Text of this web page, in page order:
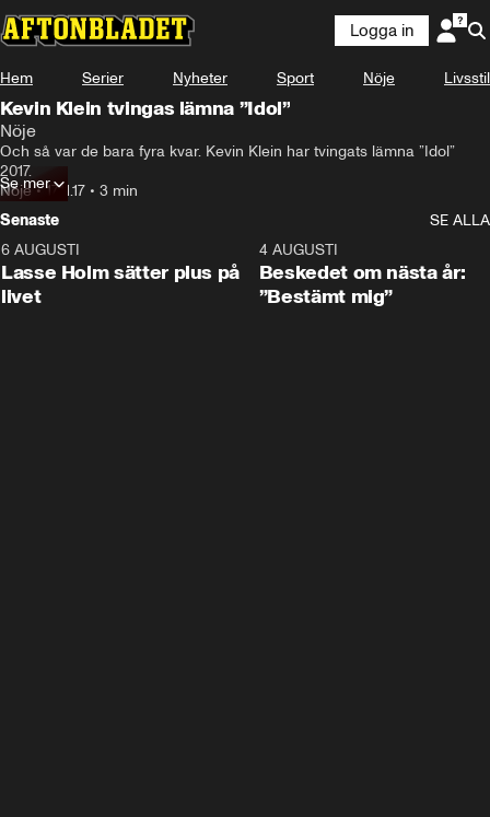
Logga in
Hem Serier Nyheter Sport Nöje Livsstil
Kevin Klein tvingas lämna ”Idol”
Nöje
Och så var de bara fyra kvar. Kevin Klein har tvingats lämna ”Idol”
2017.
Nöje•17.11.17 • 3 min
Se mer
Senaste
SE ALLA
6 AUGUSTI
Lasse Holm sätter plus på
livet
4 AUGUSTI
Beskedet om nästa år:
”Bestämt mig”